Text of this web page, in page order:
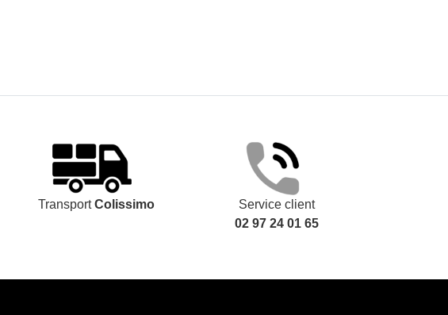
TransportColissimo
Service client
02 97 24 01 65